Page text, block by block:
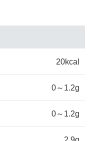
20kcal
0～1.2g
0～1.2g